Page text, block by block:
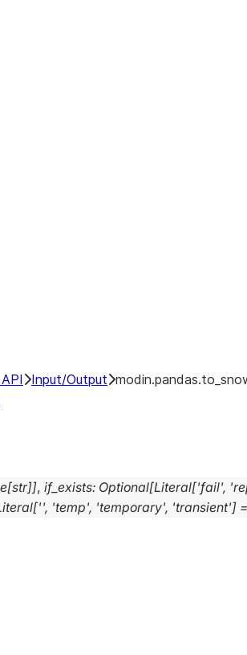
Input/Output
[str]], if_exists: Optional[Literal['fail',
['', 'temp', 'temporary', 'transient'] =